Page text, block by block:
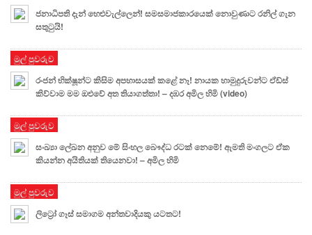
ජනාධිපති දැන් හෙළුවැල්ලෙන්! සමසමාජකාරයෙක් නොවුණාට රනිල් ගැන
සතුටුයි!
මුල් පුවරුව
රංජන් භික්ෂූන්ට කිසිම අපහාසයක් කළේ නෑ! නායක හාමුදුරුවන්ට ඒඩ්ස්
කිව්වාම මම ඔළුවේ අත තියාගත්තා! – දඹර අමිල හිමි (video)
මුල් පුවරුව
සංඛ්‍යා ලේඛන අනුව මේ සිංහල බෞද්ධ රටක් නෙමේ! ඇමති මංගලට ඒක
කියන්න අයිතියක් තියෙනවා! – අමිල හිමි
මුල් පුවරුව
ලිට්‍රෝ ගෑස් සමාගම අන්තවාදියකු යටතට!